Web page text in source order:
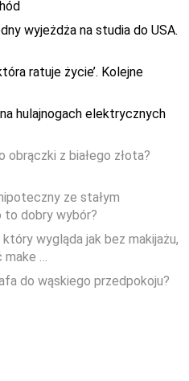
wyjeżdża na studia do USA.
ratuje życie’. Kolejne
hulajnogach elektrycznych
obrączki z białego złota?
ze stałym
to dobry wybór?
który wygląda jak bez makijażu,
…
do wąskiego przedpokoju?